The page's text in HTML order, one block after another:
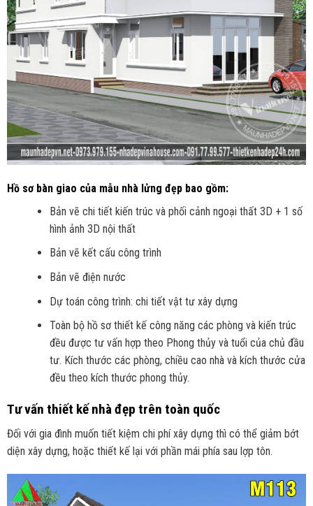
Hồ sơ bàn giao của mẫu nhà lửng đẹp bao gồm:
Bản vẽ chi tiết kiến trúc và phối cảnh ngoại thất 3D + 1 số
hình ảnh 3D nội thất
Bản vẽ kết cấu công trình
Bản vẽ điện nước
Dự toán công trình: chi tiết vật tư xây dựng
Toàn bộ hồ sơ thiết kế công năng các phòng và kiến trúc
đều được tư vấn hợp theo Phong thủy và tuổi của chủ đầu
tư. Kích thước các phòng, chiều cao nhà và kích thước cửa
đều theo kích thước phong thủy.
Tư vấn thiết kế nhà đẹp trên toàn quốc
Đối với gia đình muốn tiết kiệm chi phí xây dựng thì có thể giảm bớt
diện xây dựng, hoặc thiết kế lại với phần mái phía sau lợp tôn.